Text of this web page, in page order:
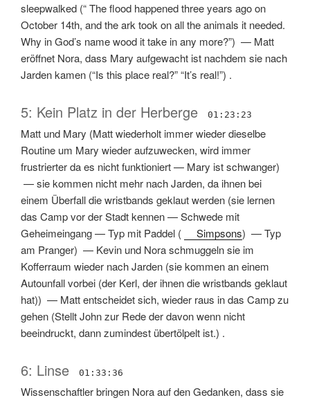
sleepwalked (“ The flood happened three years ago on
October 14th, and the ark took on all the animals it needed.
Why in God’s name wood it take in any more?”) — Matt
eröffnet Nora, dass Mary aufgewacht ist nachdem sie nach
Jarden kamen (“Is this place real?” “It’s real!”) .
5: Kein Platz in der Herberge 01:23:23
Matt und Mary (Matt wiederholt immer wieder dieselbe
Routine um Mary wieder aufzuwecken, wird immer
frustrierter da es nicht funktioniert— Mary ist schwanger)
—sie kommen nicht mehr nach Jarden, da ihnen bei
einem Überfall die wristbands geklaut werden (sie lernen
das Camp vor der Stadt kennen—Schwede mit
Geheimeingang—Typ mit Paddel ( Simpsons) —Typ
am Pranger) — Kevin und Nora schmuggeln sie im
Kofferraum wieder nach Jarden (sie kommen an einem
Autounfall vorbei (der Kerl, der ihnen die wristbands geklaut
hat)) — Matt entscheidet sich, wieder raus in das Camp zu
gehen (Stellt John zur Rede der davon wenn nicht
beeindruckt, dann zumindest übertölpelt ist.) .
6: Linse 01:33:36
Wissenschaftler bringen Nora auf den Gedanken, dass sie